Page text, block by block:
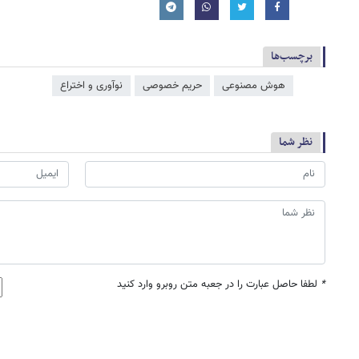
برچسب‌ها
هوش مصنوعی حریم خصوصی نوآوری و اختراع
نظر شما
* لطفا حاصل عبارت را در جعبه متن روبرو وارد کنید